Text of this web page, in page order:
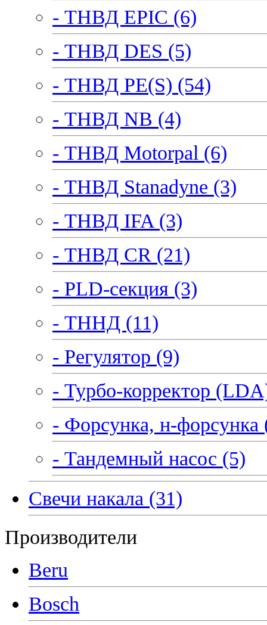
- ТНВД EPIC (6)
- ТНВД DES (5)
- ТНВД PE(S) (54)
- ТНВД NB (4)
- ТНВД Motorpal (6)
- ТНВД Stanadyne (3)
- ТНВД IFA (3)
- ТНВД CR (21)
- PLD-секция (3)
- ТННД (11)
- Регулятор (9)
- Турбо-корректор
- Форсунка, н-форсунка
- Тандемный насос (5)
Свечи накала (31)
Производители
Beru
Bosch